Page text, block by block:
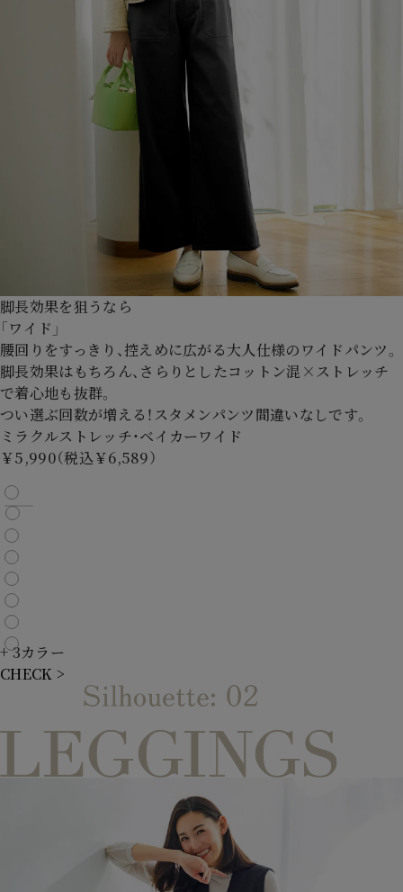
脚長効果を狙うなら
「ワイド」
腰回りをすっきり、控えめに広がる大人仕様のワイドパンツ。
脚長効果はもちろん、さらりとしたコットン混×ストレッチ
で着心地も抜群。
つい選ぶ回数が増える！スタメンパンツ間違いなしです。
ミラクルストレッチ・ベイカーワイド
￥5,990（税込￥6,589）
+ 3カラー
CHECK >